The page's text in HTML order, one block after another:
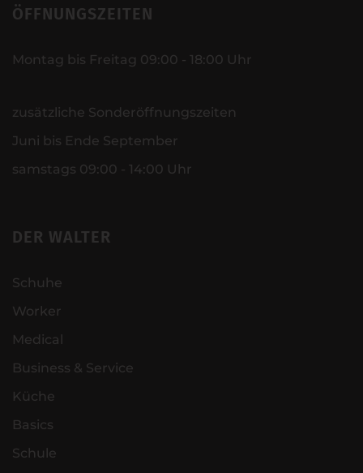
ÖFFNUNGSZEITEN
Montag bis Freitag 09:00 - 18:00 Uhr
zusätzliche Sonderöffnungszeiten
Juni bis Ende September
samstags 09:00 - 14:00 Uhr
DER WALTER
Schuhe
Worker
Medical
Business & Service
Küche
Basics
Schule